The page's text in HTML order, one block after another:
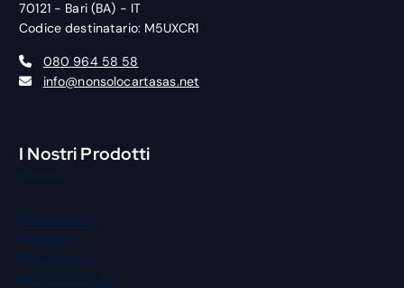
70121 - Bari (BA) - IT
Codice destinatario: M5UXCR1
080 964 58 58
info@nonsolocartasas.net
I Nostri Prodotti
Gastronomia
Macelleria
Street Food
Panificio Pizzeria